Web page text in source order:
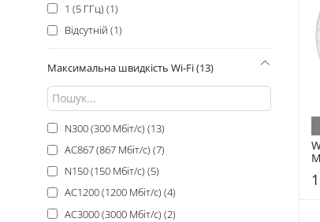
1 (5 ГГц) (1)
Відсутній (1)
Максимальна швидкість Wi-Fi (13)
N300 (300 Мбіт/с) (13)
AC867 (867 Мбіт/с) (7)
N150 (150 Мбіт/с) (5)
AC1200 (1200 Мбіт/с) (4)
AC3000 (3000 Мбіт/с) (2)